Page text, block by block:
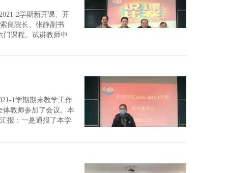
2学期新开课、开
良院长、张静副书
门课程。试讲教师中
1学期期末教学工作
体教师参加了会议。本
报：一是通报了本学